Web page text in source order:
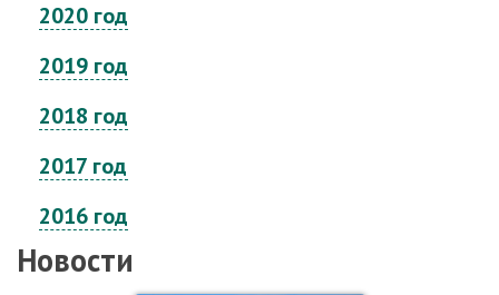
2020 год
2019 год
2018 год
2017 год
2016 год
Новости